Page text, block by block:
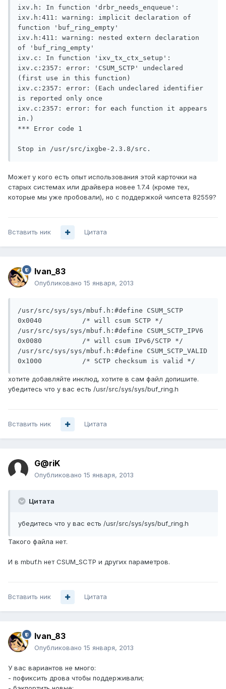
ixv.h: In function 'drbr_needs_enqueue':
ixv.h:411: warning: implicit declaration of
function 'buf_ring_empty'
ixv.h:411: warning: nested extern declaration
of 'buf_ring_empty'
ixv.c: In function 'ixv_tx_ctx_setup':
ixv.c:2357: error: 'CSUM_SCTP' undeclared
(first use in this function)
ixv.c:2357: error: (Each undeclared identifier
is reported only once
ixv.c:2357: error: for each function it appears
in.)
*** Error code 1
Может у кого есть опыт использования этой карточки на
старых системах или драйвера новее 1.7.4 (кроме тех,
которые мы уже пробовали), но с поддержкой чипсета 82559?
Вставить ник Цитата
Ivan_83
Опубликовано 15 января, 2013
/usr/src/sys/sys/mbuf.h:#define CSUM_SCTP
0x0040      	/* will csum SCTP */
/usr/src/sys/sys/mbuf.h:#define CSUM_SCTP_IPV6
0x0080      	/* will csum IPv6/SCTP */
/usr/src/sys/sys/mbuf.h:#define CSUM_SCTP_VALID
0x1000      	/* SCTP checksum is valid */
хотите добавляйте инклюд, хотите в сам файл допишите.
убедитесь что у вас есть /usr/src/sys/sys/buf_ring.h
Вставить ник Цитата
G@riK
Опубликовано 15 января, 2013
Цитата
убедитесь что у вас есть /usr/src/sys/sys/buf_ring.h
Такого файла нет.
И в mbuf.h нет CSUM_SCTP и других параметров.
Вставить ник Цитата
Ivan_83
Опубликовано 15 января, 2013
У вас вариантов не много:
- пофиксить дрова чтобы поддерживали;